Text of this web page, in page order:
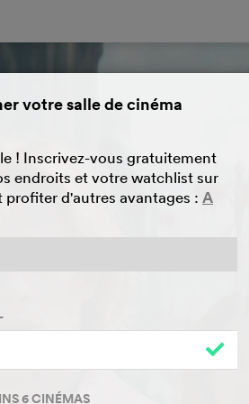
votre salle de cinéma
! Inscrivez-vous gratuitement
endroits et votre watchlist sur
profiter d'autres avantages : A
6 CINÉMAS